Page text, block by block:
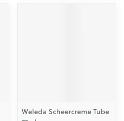
Weleda Scheercreme Tube